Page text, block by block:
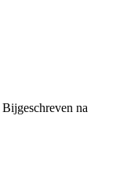
Bijgeschreven na